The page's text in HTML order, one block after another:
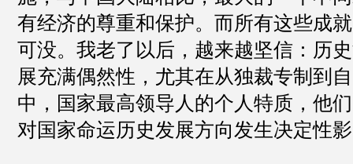
有经济的尊重和保护。而所有这些成
可没。我老了以后，越来越坚信：历
展充满偶然性，尤其在从独裁专制到
中，国家最高领导人的个人特质，他
对国家命运历史发展方向发生决定性